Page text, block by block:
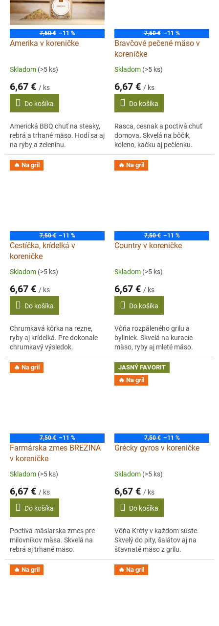
7,50 € –11 %
Amerika v koreničke
Skladom (>5 ks)
6,67 € / ks
Do košíka
Americká BBQ chuť na steaky,
rebrá a trhané mäso. Hodí sa aj
na ryby a zeleninu.
7,50 € –11 %
Bravčové pečené mäso v
koreničke
Skladom (>5 ks)
6,67 € / ks
Do košíka
Rasca, cesnak a poctivá chuť
domova. Skvelá na bôčik,
koleno, kačku aj pečienku.
🔥 Na gril
7,50 € –11 %
Cestíčka, krídelká v
koreničke
Skladom (>5 ks)
6,67 € / ks
Do košíka
Chrumkavá kôrka na rezne,
ryby aj krídelká. Pre dokonale
chrumkavý výsledok.
🔥 Na gril
7,50 € –11 %
Country v koreničke
Skladom (>5 ks)
6,67 € / ks
Do košíka
Vôňa rozpáleného grilu a
byliniek. Skvelá na kuracie
mäso, ryby aj mleté mäso.
🔥 Na gril
7,50 € –11 %
Farmárska zmes BREZINA
v koreničke
Skladom (>5 ks)
6,67 € / ks
Do košíka
Poctivá mäsiarska zmes pre
milovníkov mäsa. Skvelá na
rebrá aj trhané mäso.
JASNÝ FAVORIT
🔥 Na gril
7,50 € –11 %
Grécky gyros v koreničke
Skladom (>5 ks)
6,67 € / ks
Do košíka
Vôňa Kréty v každom súste.
Skvelý do pity, šalátov aj na
šťavnaté mäso z grilu.
🔥 Na gril 🔥 Na gril